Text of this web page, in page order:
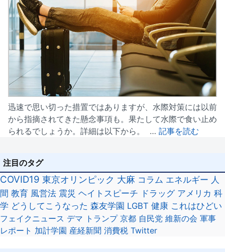
迅速で思い切った措置ではありますが、水際対策には以前
から指摘されてきた懸念事項も。果たして水際で食い止め
られるでしょうか。詳細は以下から。 … 記事を読む
注目のタグ
COVID19 東京オリンピック 大麻 コラム エネルギー 人
間 教育 風営法 震災 ヘイトスピーチ ドラッグ アメリカ 科
学 どうしてこうなった 森友学園 LGBT 健康 これはひどい
フェイクニュース デマ トランプ 京都 自民党 維新の会 軍事
レポート 加計学園 産経新聞 消費税 Twitter